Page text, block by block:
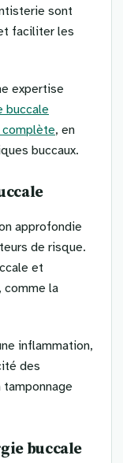
sont
faciliter les
expertise
buccale
, en
buccaux.
approfondie
de risque.
et
comme la
inflammation,
des
buccale